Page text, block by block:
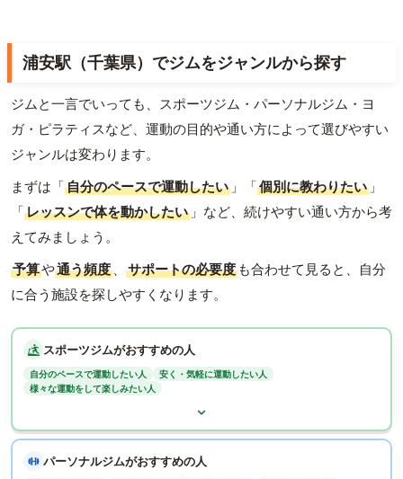
浦安駅（千葉県）でジムをジャンルから探す
ジムと一言でいっても、スポーツジム・パーソナルジム・ヨ
ガ・ピラティスなど、運動の目的や通い方によって選びやすい
ジャンルは変わります。
まずは「自分のペースで運動したい 」「個別に教わりたい 」
「レッスンで体を動かしたい 」など、続けやすい通い方から考
えてみましょう。
予算や通う頻度 、 サポートの必要度 も合わせて見ると、自分
に合う施設を探しやすくなります。
スポーツジムがおすすめの人
自分のペースで運動したい人
安く・気軽に運動したい人
様々な運動をして楽しみたい人
パーソナルジムがおすすめの人